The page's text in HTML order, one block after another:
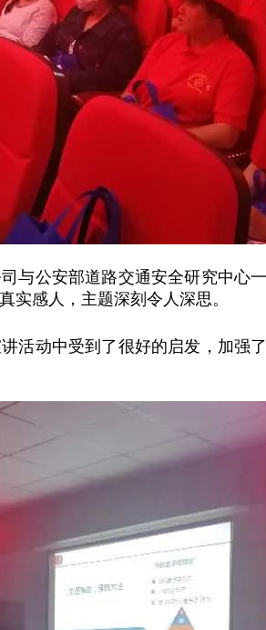
与公安部道路交通安全研究中心
实感人，主题深刻令人深思。
活动中受到了很好的启发，加强